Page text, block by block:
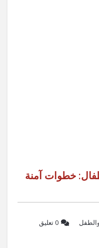
خطوات آمنة
والطفل
‫0 تعليق